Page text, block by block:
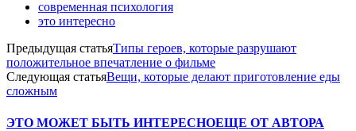
современная психология
это интересно
Предыдущая статьяТипы героев, которые разрушают
положительное впечатление о фильме
Следующая статьяВещи, которые делают приготовление еды
сложным
ЭТО МОЖЕТ БЫТЬ ИНТЕРЕСНОЕЩЕ ОТ АВТОРА